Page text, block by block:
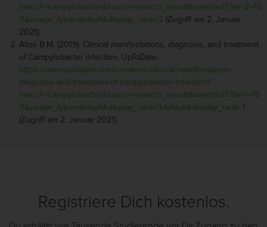
search=campylobacter&source=search_result&selectedTitle=2~15
0&usage_type=default&display_rank=2 (Zugriff am 2. Januar
2021).
Allos B.M. (2019). Clinical manifestations, diagnosis, and treatment
of Campylobacter infection. UpToDate.
https://www.uptodate.com/contents/clinical-manifestations-
diagnosis-and-treatment-of-campylobacter-infection?
search=campylobacter&source=search_result&selectedTitle=1~15
0&usage_type=default&display_rank=1default&display_rank=1
(Zugriff am 2. Januar 2021).
Registriere Dich kostenlos.